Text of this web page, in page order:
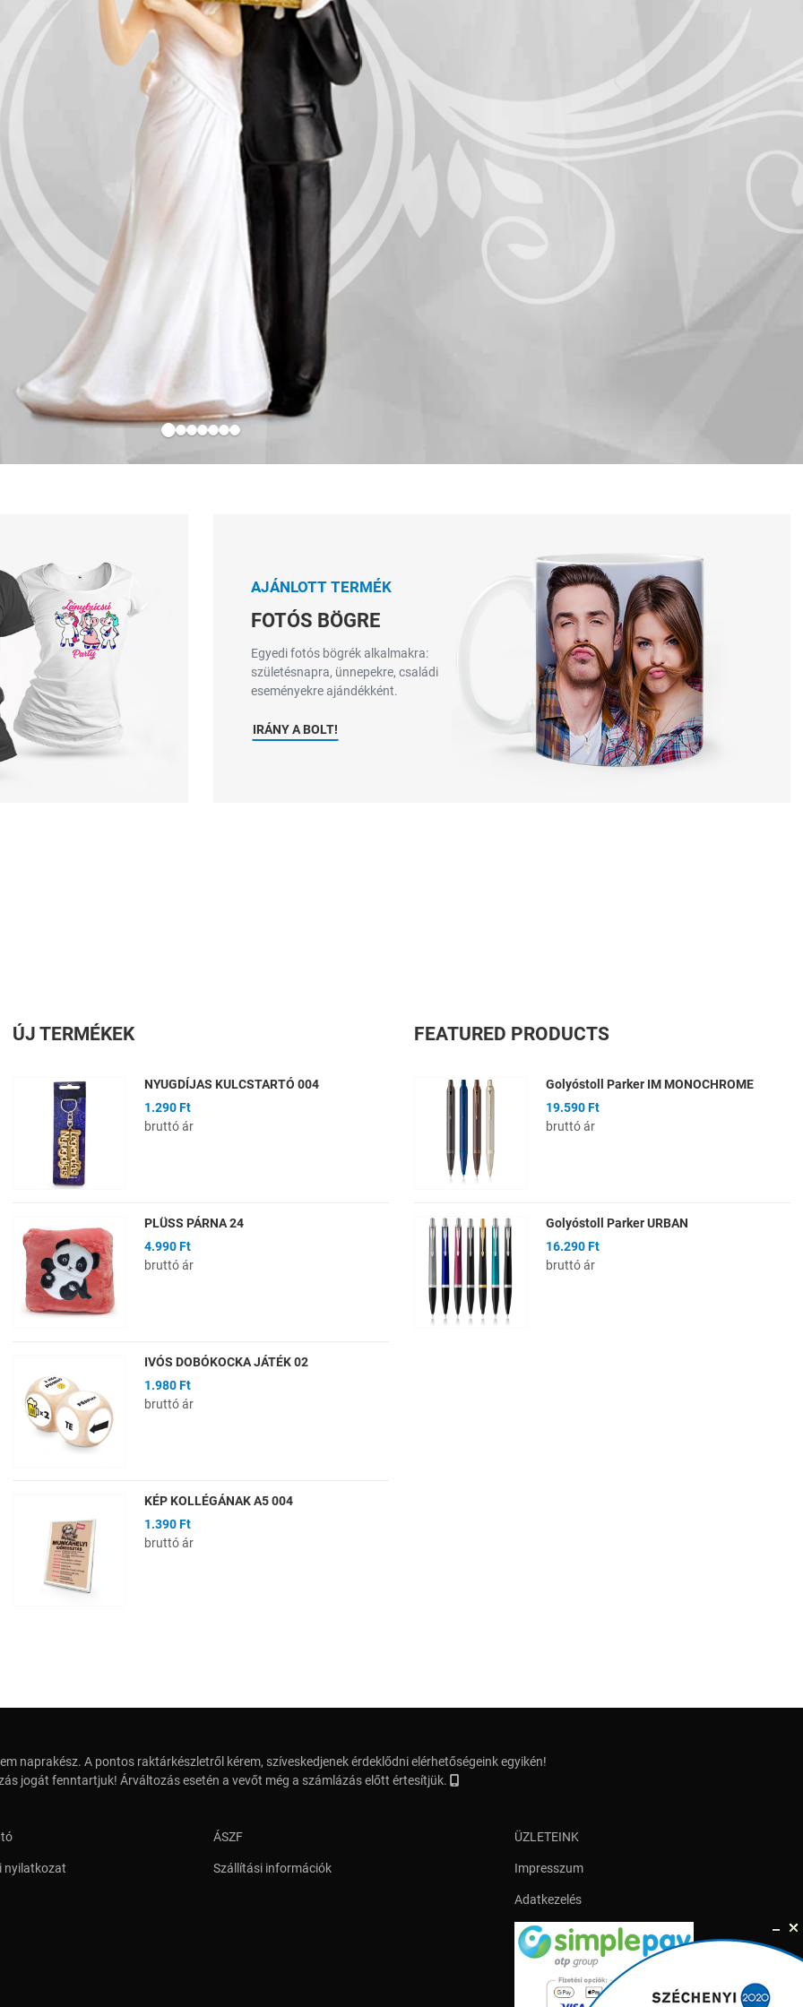
AJÁNLOTT TERMÉK
FOTÓS BÖGRE
Egyedi fotós bögrék alkalmakra:
születésnapra, ünnepekre, családi
eseményekre ajándékként.
IRÁNY A BOLT!
ÚJ TERMÉKEK
NYUGDÍJAS KULCSTARTÓ 004
1.290 Ft
bruttó ár
PLÜSS PÁRNA 24
4.990 Ft
bruttó ár
IVÓS DOBÓKOCKA JÁTÉK 02
1.980 Ft
bruttó ár
KÉP KOLLÉGÁNAK A5 004
1.390 Ft
bruttó ár
FEATURED PRODUCTS
Golyóstoll Parker IM MONOCHROME
19.590 Ft
bruttó ár
Golyóstoll Parker URBAN
16.290 Ft
bruttó ár
naprakész. A pontos raktárkészletről kérem, szíveskedjenek érdeklődni elérhetőségeink egyikén!
jogát fenntartjuk! Árváltozás esetén a vevőt még a számlázás előtt értesítjük.
nyilatkozat
ÁSZF
Szállítási információk
ÜZLETEINK
Impresszum
Adatkezelés